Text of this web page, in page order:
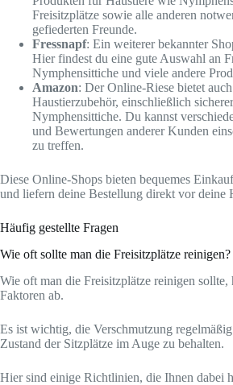
Freisitzplätze sowie alle anderen
gefiederten Freunde.
Fressnapf: Ein weiterer bekannter
Hier findest du eine gute Auswahl an
Nymphensittiche und viele andere
Amazon: Der Online-Riese bietet
Haustierzubehör, einschließlich
Nymphensittiche. Du kannst
und Bewertungen anderer Kunden
zu treffen.
Diese Online-Shops bieten bequemes
und liefern deine Bestellung direkt vor deine
Häufig gestellte Fragen
Wie oft sollte man die Freisitzplätze reinigen?
Wie oft man die Freisitzplätze reinigen sollte,
Faktoren ab.
Es ist wichtig, die Verschmutzung
Zustand der Sitzplätze im Auge zu behalten.
Hier sind einige Richtlinien, die Ihnen dabei